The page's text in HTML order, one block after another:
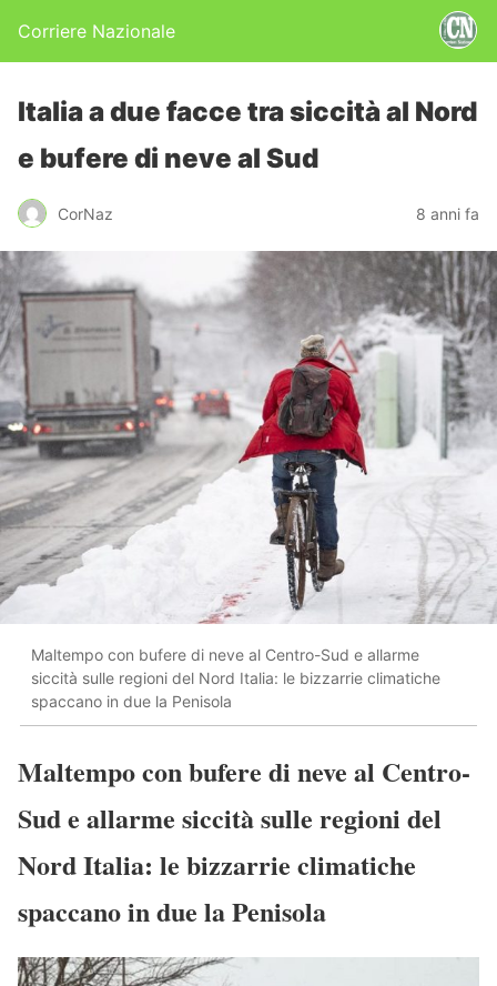
Corriere Nazionale
Italia a due facce tra siccità al Nord
e bufere di neve al Sud
CorNaz 8 anni fa
Maltempo con bufere di neve al Centro-Sud e allarme
siccità sulle regioni del Nord Italia: le bizzarrie climatiche
spaccano in due la Penisola
Maltempo con bufere di neve al Centro-
Sud e allarme siccità sulle regioni del
Nord Italia: le bizzarrie climatiche
spaccano in due la Penisola